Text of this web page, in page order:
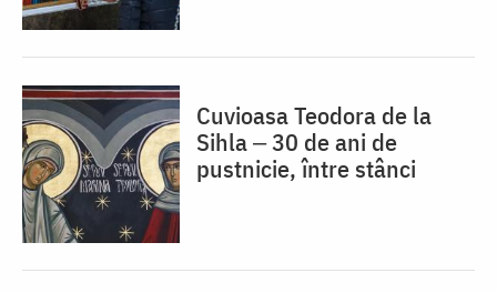
Cuvioasa Teodora de la
Sihla ‒ 30 de ani de
pustnicie, între stânci